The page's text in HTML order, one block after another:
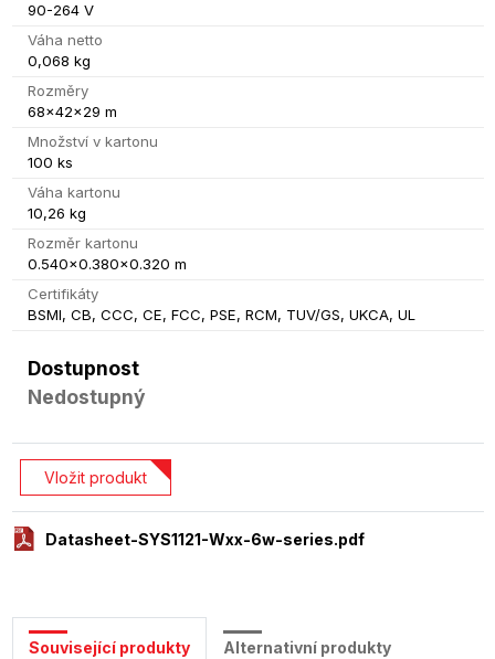
90-264 V
Váha netto
0,068 kg
Rozměry
68x42x29 m
Množství v kartonu
100 ks
Váha kartonu
10,26 kg
Rozměr kartonu
0.540x0.380x0.320 m
Certifikáty
BSMI, CB, CCC, CE, FCC, PSE, RCM, TUV/GS, UKCA, UL
Dostupnost
Nedostupný
Datasheet-SYS1121-Wxx-6w-series.pdf
Vložit produkt
Související produkty Alternativní produkty